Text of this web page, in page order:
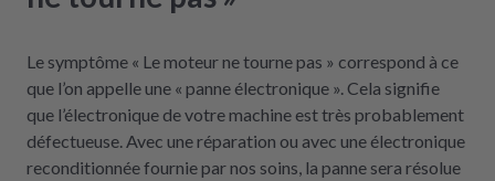
Le symptôme « Le moteur ne tourne pas » correspond à ce
que l’on appelle une « panne électronique ». Cela signifie
que l’électronique de votre machine est très probablement
défectueuse. Avec une réparation ou avec une électronique
reconditionnée fournie par nos soins, la panne sera résolue